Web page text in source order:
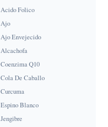
Acido Folico
Ajo
Ajo Envejecido
Alcachofa
Coenzima Q10
Cola De Caballo
Curcuma
Espino Blanco
Jengibre